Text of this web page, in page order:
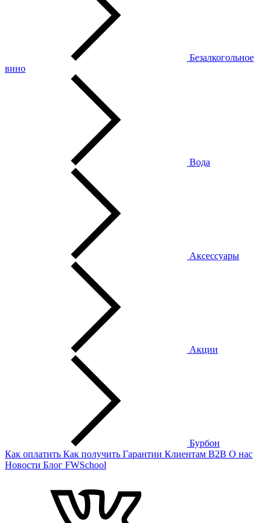
Безалкогольное
вино
Вода
Аксессуары
Акции
Бурбон
Как оплатить Как получить Гарантии Клиентам B2B О нас
Новости Блог FWSchool